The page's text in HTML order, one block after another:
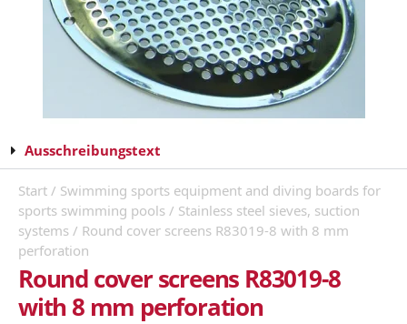
Ausschreibungstext
Start / Swimming sports equipment and diving boards for
sports swimming pools / Stainless steel sieves, suction
systems / Round cover screens R83019-8 with 8 mm
perforation
Round cover screens R83019-8
with 8 mm perforation